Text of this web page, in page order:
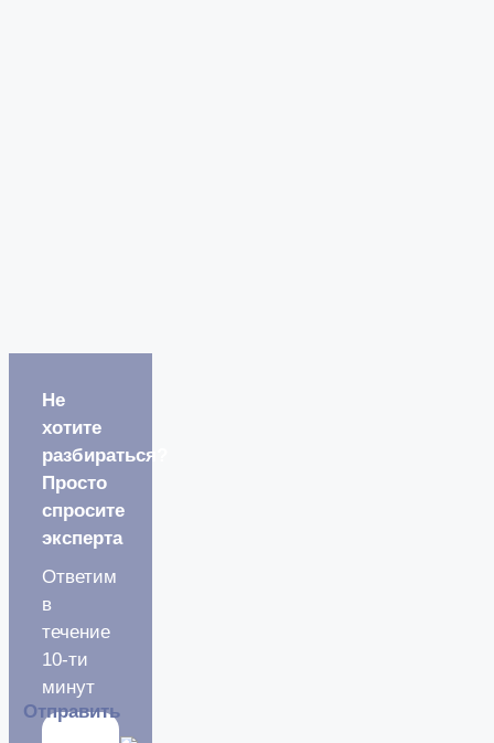
Не
хотите
разбираться?
Просто
спросите
эксперта
Ответим
в
течение
10-ти
минут
Отправить